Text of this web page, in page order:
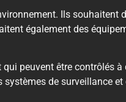
Ils
également des
peuvent être contrôlés
de surveillance